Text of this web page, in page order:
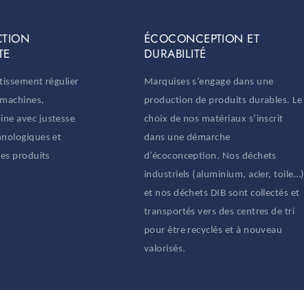
régulier
avec justesse
et
produits
ÉCOCONCEPTION ET
DURABILITÉ
Marquises s’engage dans une
production de produits durables. Le
choix de nos matériaux s’inscrit
dans une démarche
d’écoconception. Nos déchets
industriels (aluminium, acier, toile…)
et nos déchets DIB sont collectés et
transportés vers des centres de tri
pour être recyclés et à nouveau
valorisés.